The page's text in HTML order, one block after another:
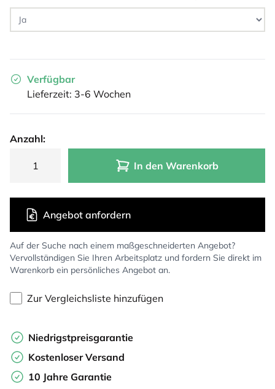
Verfügbar
Lieferzeit: 3-6 Wochen
Anzahl:
In den Warenkorb
Auf der Suche nach einem maßgeschneiderten Angebot?
Vervollständigen Sie Ihren Arbeitsplatz und fordern Sie direkt im
Warenkorb ein persönliches Angebot an.
Angebot anfordern
Zur Vergleichsliste hinzufügen
Niedrigstpreisgarantie
Kostenloser Versand
10 Jahre Garantie